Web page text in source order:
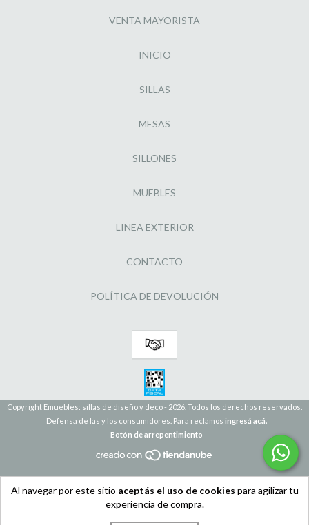
Al navegar por este sitio aceptás el uso de cookies para agilizar tu
experiencia de compra.
VENTA MAYORISTA
INICIO
SILLAS
MESAS
SILLONES
MUEBLES
LINEA EXTERIOR
CONTACTO
POLÍTICA DE DEVOLUCIÓN
Copyright Emuebles: sillas de diseño y deco - 2026. Todos los derechos reservados.
Defensa de las y los consumidores. Para reclamos ingresá acá.
Botón de arrepentimiento